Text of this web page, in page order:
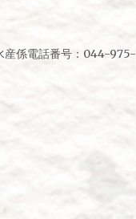
産係電話番号：044-975-